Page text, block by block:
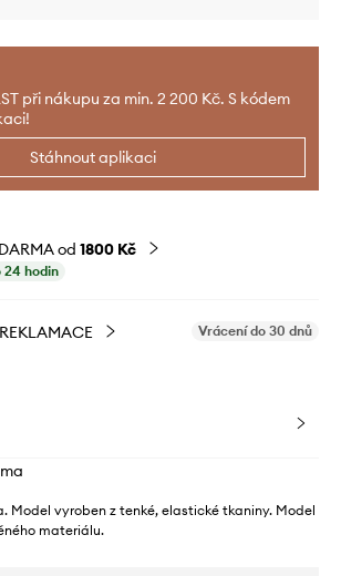
při nákupu za min. 2 200 Kč. S kódem
Stáhnout aplikaci
od 1800 Kč
24 hodin
Vrácení do 30 dnů
Model vyroben z tenké, elastické tkaniny. Model
materiálu.